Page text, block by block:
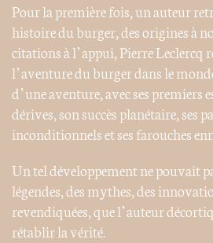
Pour la première fois, un auteur
histoire du burger, des origines à
citations à l’appui, Pierre Leclercq
l’aventure du burger dans le
d’une aventure, avec ses premiers
dérives, son succès planétaire, ses
inconditionnels et ses farouches
Un tel développement ne pouvait
légendes, des mythes, des
revendiquées, que l’auteur
rétablir la vérité.